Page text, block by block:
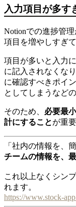
入力項目が多す
Notionでの進捗管
項目を増やしすぎ
項目が多いと入力
に記入されなくな
に確認すべきポイ
としてしまうなど
そのため、 必要最
計にすることが重
「社内の情報を、
チームの情報を、
これ以上なくシン
れます。
https://www.stock-